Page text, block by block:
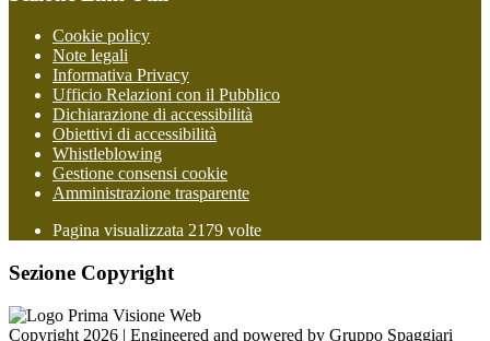
Cookie policy
Note legali
Informativa Privacy
Ufficio Relazioni con il Pubblico
Dichiarazione di accessibilità
Obiettivi di accessibilità
Whistleblowing
Gestione consensi cookie
Amministrazione trasparente
Pagina visualizzata 2179 volte
Sezione Copyright
Copyright 2026 | Engineered and powered by Gruppo Spaggiari